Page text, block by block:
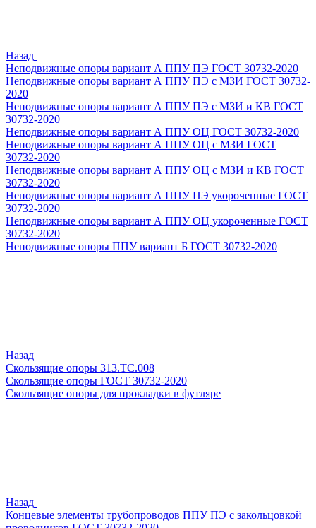
Назад
Неподвижные опоры вариант А ППУ ПЭ ГОСТ 30732-2020
Неподвижные опоры вариант А ППУ ПЭ с МЗИ ГОСТ 30732-
2020
Неподвижные опоры вариант А ППУ ПЭ с МЗИ и КВ ГОСТ
30732-2020
Неподвижные опоры вариант А ППУ ОЦ ГОСТ 30732-2020
Неподвижные опоры вариант А ППУ ОЦ с МЗИ ГОСТ
30732-2020
Неподвижные опоры вариант А ППУ ОЦ с МЗИ и КВ ГОСТ
30732-2020
Неподвижные опоры вариант А ППУ ПЭ укороченные ГОСТ
30732-2020
Неподвижные опоры вариант А ППУ ОЦ укороченные ГОСТ
30732-2020
Неподвижные опоры ППУ вариант Б ГОСТ 30732-2020
Назад
Скользящие опоры 313.ТС.008
Скользящие опоры ГОСТ 30732-2020
Скользящие опоры для прокладки в футляре
Назад
Концевые элементы трубопроводов ППУ ПЭ с закольцовкой